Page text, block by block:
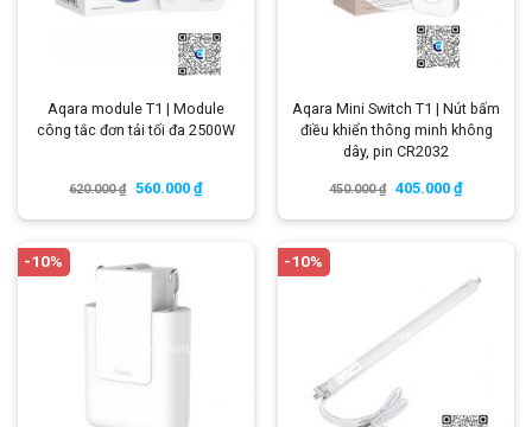
Aqara module T1 | Module
công tắc đơn tải tối đa 2500W
620.000₫ 560.000 ₫
Aqara Mini Switch T1 | Nút bấm
điều khiển thông minh không
dây, pin CR2032
450.000₫ 405.000 ₫
-10% -10%